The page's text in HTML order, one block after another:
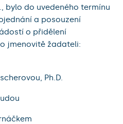
bylo do uvedeného termínu
a posouzení
o přidělení
jmenovitě žadateli:
Ph.D.